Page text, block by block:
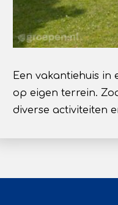
Een vakantiehuis in
op eigen terrein.
diverse activiteiten